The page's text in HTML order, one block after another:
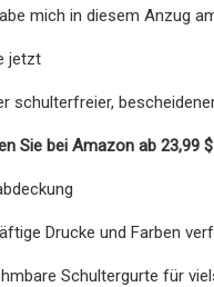
mich in diesem Anzug
jetzt
schulterfreier,
Sie bei Amazon ab 23,99 $
Drucke und Farben
Schultergurte für